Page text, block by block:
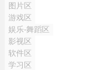
图片区
游戏区
娱乐-舞蹈区
影视区
软件区
学习区